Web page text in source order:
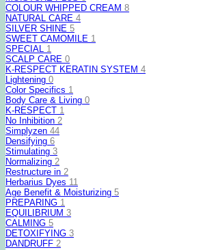
COLOUR WHIPPED CREAM 8
NATURAL CARE 4
SILVER SHINE 5
SWEET CAMOMILE 1
SPECIAL 1
SCALP CARE 0
K-RESPECT KERATIN SYSTEM 4
Lightening 0
Color Specifics 1
Body Care & Living 0
K-RESPECT 1
No Inhibition 2
Simplyzen 44
Densifying 6
Stimulating 3
Normalizing 2
Restructure in 2
Herbarius Dyes 11
Age Benefit & Moisturizing 5
PREPARING 1
EQUILIBRIUM 3
CALMING 5
DETOXIFYING 3
DANDRUFF 2